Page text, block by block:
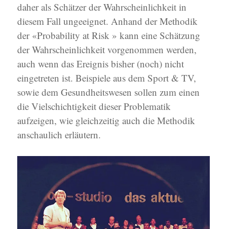
daher als Schätzer der Wahrscheinlichkeit in
diesem Fall ungeeignet. Anhand der Methodik
der «Probability at Risk » kann eine Schätzung
der Wahrscheinlichkeit vorgenommen werden,
auch wenn das Ereignis bisher (noch) nicht
eingetreten ist. Beispiele aus dem Sport & TV,
sowie dem Gesundheitswesen sollen zum einen
die Vielschichtigkeit dieser Problematik
aufzeigen, wie gleichzeitig auch die Methodik
anschaulich erläutern.